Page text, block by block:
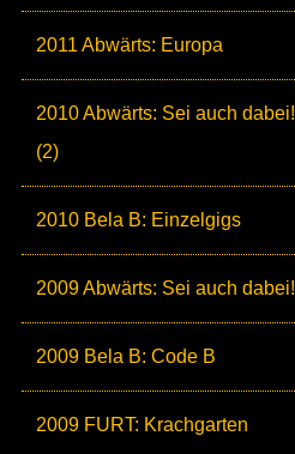
2011 Abwärts: Europa
2010 Abwärts: Sei auch dabei!
(2)
2010 Bela B: Einzelgigs
2009 Abwärts: Sei auch dabei!
2009 Bela B: Code B
2009 FURT: Krachgarten